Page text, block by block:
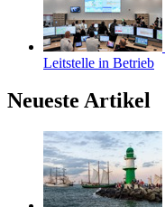
Leitstelle in Betrieb
Neueste Artikel